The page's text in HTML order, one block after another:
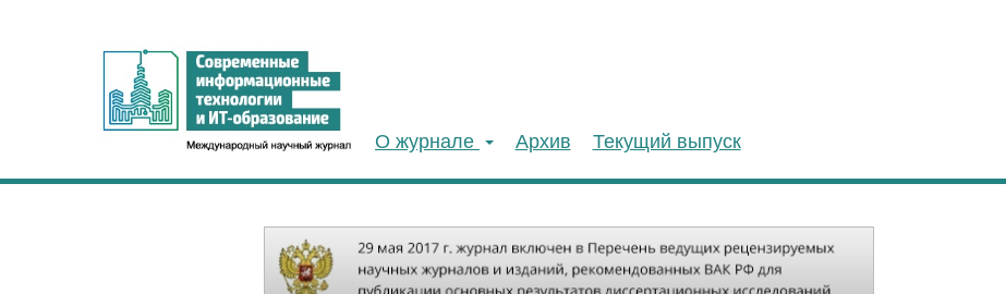
Текущий выпуск
Архив
О журнале